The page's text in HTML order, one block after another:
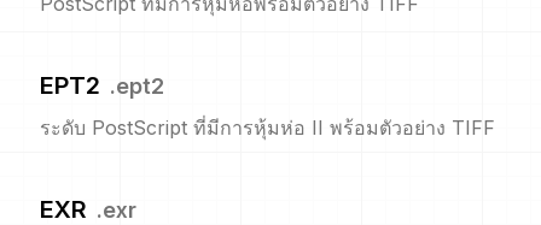
EPT2 .ept2
ระดับ PostScript ที่มีการหุ้มห่อ II พร้อมตัวอย่าง TIFF
EXR .exr